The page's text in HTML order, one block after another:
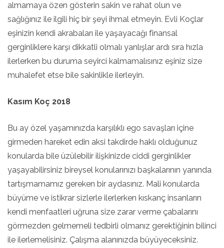
almamaya özen gösterin sakin ve rahat olun ve
sağlığınız ile ilgili hiç bir şeyi ihmal etmeyin. Evli Koçlar
eşinizin kendi akrabaları ile yaşayacağı finansal
gerginliklere karşı dikkatli olmalı yanlışlar ardı sıra hızla
ilerlerken bu duruma seyirci kalmamalısınız eşiniz size
muhalefet etse bile sakinlikle ilerleyin.
Kasım Koç 2018
Bu ay özel yaşamınızda karşılıklı ego savaşları içine
girmeden hareket edin aksi takdirde haklı olduğunuz
konularda bile üzülebilir ilişkinizde ciddi gerginlikler
yaşayabilirsiniz bireysel konularınızı başkalarının yanında
tartışmamamız gereken bir aydasınız. Mali konularda
büyüme ve istikrar sizlerle ilerlerken kıskanç insanların
kendi menfaatleri uğruna size zarar verme çabalarını
görmezden gelmemeli tedbirli olmanız gerektiğinin bilinci
ile ilerlemelisiniz. Çalışma alanınızda büyüyeceksiniz.